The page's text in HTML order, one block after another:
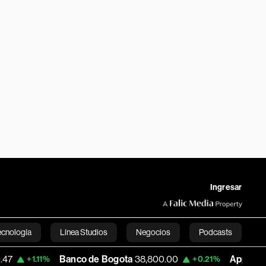
Ingresar
Línea Studios Negocios Podcasts
English
Banco de Bogota 38,800.00 +0.21% Apple 303.27